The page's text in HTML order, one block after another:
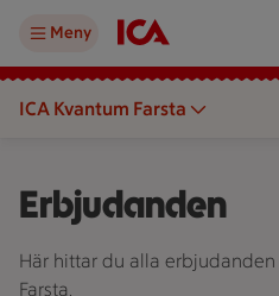
Meny
ICA Kvantum Farsta
Erbjudanden
Här hittar du alla erbjudanden
Farsta.